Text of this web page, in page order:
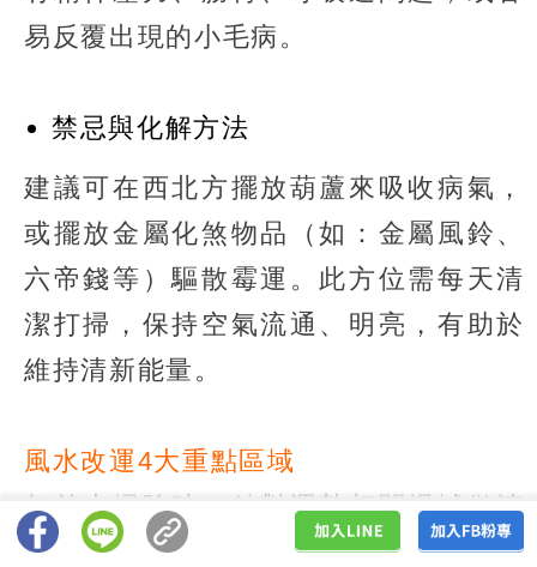
易反覆出現的小毛病。
禁忌與化解方法
建議可在西北方擺放葫蘆來吸收病氣，
或擺放金屬化煞物品（如：金屬風鈴、
六帝錢等）驅散霉運。此方位需每天清
潔打掃，保持空氣流通、明亮，有助於
維持清新能量。
風水改運4大重點區域
年前大掃除時，針對運勢相關場域做清
理打掃，將有助於2026運勢提升。